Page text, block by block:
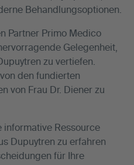
Behandlungsoptionen.
Partner Primo Medico
Gelegenheit,
zu vertiefen.
den fundierten
von Frau Dr. Diener zu
informative Ressource
Dupuytren zu erfahren
für Ihre